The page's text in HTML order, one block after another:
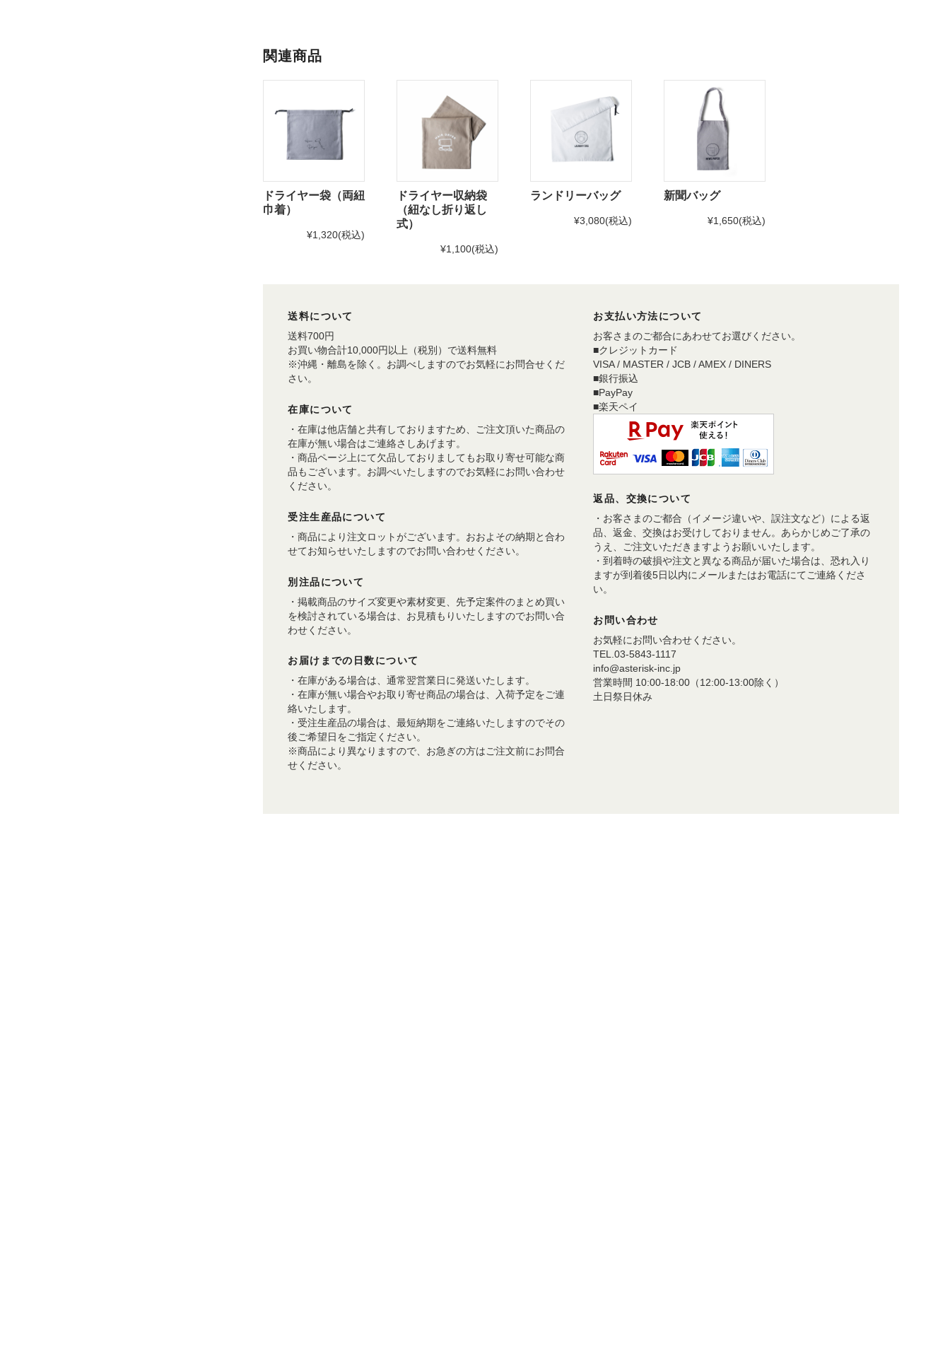
関連商品
ドライヤー袋（両紐
巾着）
¥1,320(税込)
ドライヤー収納袋
（紐なし折り返し
式）
¥1,100(税込)
ランドリーバッグ
¥3,080(税込)
新聞バッグ
¥1,650(税込)
送料について
送料700円
お買い物合計10,000円以上（税別）で送料無料
※沖縄・離島を除く。お調べしますのでお気軽にお問合せくだ
さい。
在庫について
・在庫は他店舗と共有しておりますため、ご注文頂いた商品の
在庫が無い場合はご連絡さしあげます。
・商品ページ上にて欠品しておりましてもお取り寄せ可能な商
品もございます。お調べいたしますのでお気軽にお問い合わせ
ください。
受注生産品について
・商品により注文ロットがございます。おおよその納期と合わ
せてお知らせいたしますのでお問い合わせください。
別注品について
・掲載商品のサイズ変更や素材変更、先予定案件のまとめ買い
を検討されている場合は、お見積もりいたしますのでお問い合
わせください。
お届けまでの日数について
・在庫がある場合は、通常翌営業日に発送いたします。
・在庫が無い場合やお取り寄せ商品の場合は、入荷予定をご連
絡いたします。
・受注生産品の場合は、最短納期をご連絡いたしますのでその
後ご希望日をご指定ください。
※商品により異なりますので、お急ぎの方はご注文前にお問合
せください。
お支払い方法について
お客さまのご都合にあわせてお選びください。
■クレジットカード
VISA / MASTER / JCB / AMEX / DINERS
■銀行振込
■PayPay
■楽天ペイ
返品、交換について
・お客さまのご都合（イメージ違いや、誤注文など）による返
品、返金、交換はお受けしておりません。あらかじめご了承の
うえ、ご注文いただきますようお願いいたします。
・到着時の破損や注文と異なる商品が届いた場合は、恐れ入り
ますが到着後5日以内にメールまたはお電話にてご連絡くださ
い。
お問い合わせ
お気軽にお問い合わせください。
TEL.03-5843-1117
info@asterisk-inc.jp
営業時間 10:00-18:00（12:00-13:00除く）
土日祭日休み